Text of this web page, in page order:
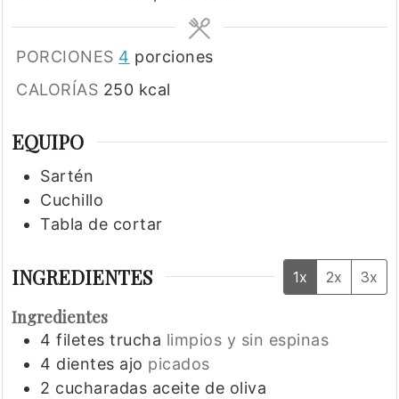
PORCIONES 4 porciones
CALORÍAS 250 kcal
EQUIPO
Sartén
Cuchillo
Tabla de cortar
INGREDIENTES 1x 2x 3x
Ingredientes
4 filetes trucha limpios y sin espinas
4 dientes ajo picados
2 cucharadas aceite de oliva